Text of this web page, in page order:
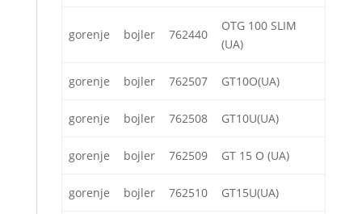
gorenje bojler 762440
OTG 100 SLIM
(UA)
gorenje bojler 762507 GT10O(UA)
gorenje bojler 762508 GT10U(UA)
gorenje bojler 762509 GT 15 O (UA)
gorenje bojler 762510 GT15U(UA)